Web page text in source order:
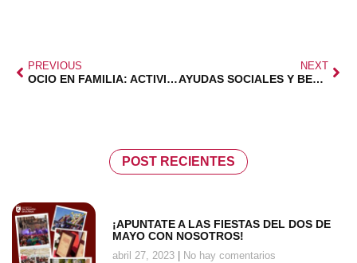
PREVIOUS
OCIO EN FAMILIA: ACTIVIDADES Y DESCUENTOS
NEXT
AYUDAS SOCIALES Y BECAS
POST RECIENTES
¡APUNTATE A LAS FIESTAS DEL DOS DE
MAYO CON NOSOTROS!
abril 27, 2023 No hay comentarios